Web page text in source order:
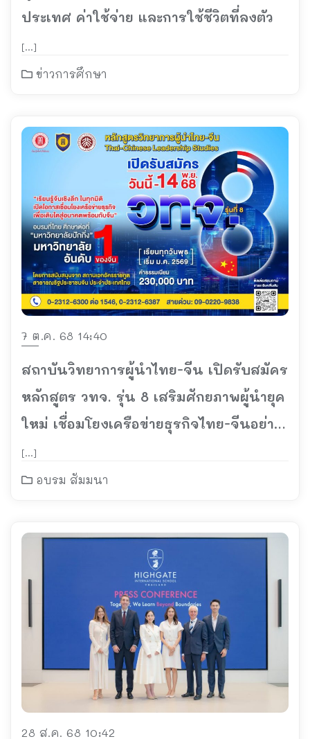
ประเทศ ค่าใช้จ่าย และการใช้ชีวิตที่ลงตัว
[…]
ข่าวการศึกษา
7 ต.ค. 68 14:40
สถาบันวิทยาการผู้นำไทย-จีน เปิดรับสมัคร
หลักสูตร วทจ. รุ่น 8 เสริมศักยภาพผู้นำยุค
ใหม่ เชื่อมโยงเครือข่ายธุรกิจไทย-จีนอย่าง
ยั่งยืน
[…]
อบรม สัมมนา
28 ส.ค. 68 10:42